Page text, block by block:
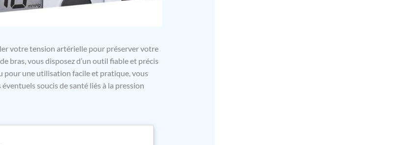
votre tension artérielle pour préserver votre
bras, vous disposez d’un outil fiable et précis
pour une utilisation facile et pratique, vous
soucis de santé liés à la pression